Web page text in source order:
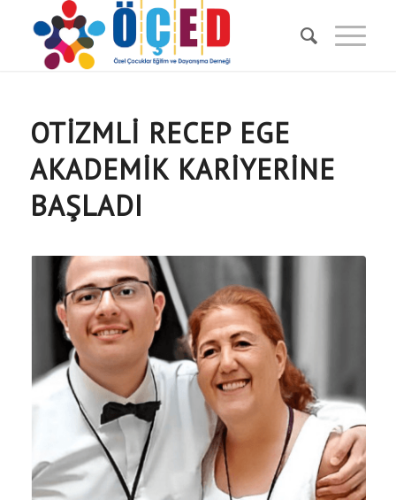
OTİZMLİ RECEP EGE
AKADEMİK KARİYERİNE
BAŞLADI